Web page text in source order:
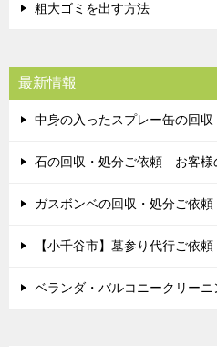
粗大ゴミを出す方法
最新情報
中身の入ったスプレー缶の回
石の回収・処分ご依頼 お客様
ガスボンベの回収・処分ご依
【小千谷市】墓参り代行ご依
ベランダ・バルコニークリー